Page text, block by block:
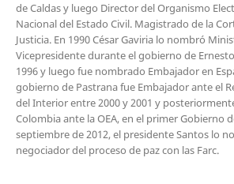
de Caldas y luego Director del Organismo
Nacional del Estado Civil. Magistrado de la
Justicia. En 1990 César Gaviria lo nombró
Vicepresidente durante el gobierno de
1996 y luego fue nombrado Embajador en
gobierno de Pastrana fue Embajador ante el
del Interior entre 2000 y 2001 y
Colombia ante la OEA, en el primer Gobierno
septiembre de 2012, el presidente Santos lo
negociador del proceso de paz con las Farc.